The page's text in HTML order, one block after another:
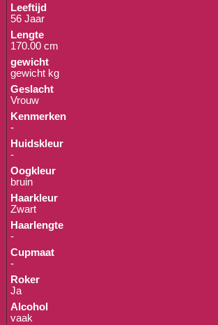
Leeftijd
56 Jaar
Lengte
170.00 cm
gewicht
gewicht kg
Geslacht
Vrouw
Kenmerken
-
Huidskleur
-
Oogkleur
bruin
Haarkleur
Zwart
Haarlengte
-
Cupmaat
-
Roker
Ja
Alcohol
vaak